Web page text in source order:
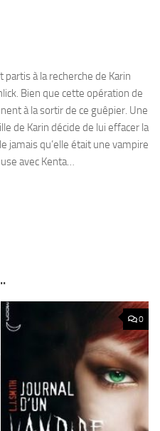
à la recherche de Karin
Bien que cette opération de
à la sortir de ce guêpier. Une
de Karin décide de lui effacer la
jamais qu’elle était une vampire
avec Kenta…
0